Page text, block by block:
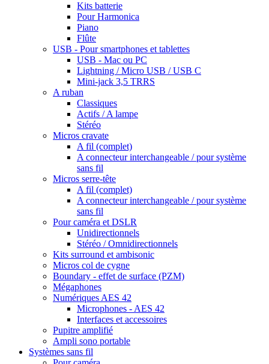
Kits batterie
Pour Harmonica
Piano
Flûte
USB - Pour smartphones et tablettes
USB - Mac ou PC
Lightning / Micro USB / USB C
Mini-jack 3,5 TRRS
A ruban
Classiques
Actifs / A lampe
Stéréo
Micros cravate
A fil (complet)
A connecteur interchangeable / pour système
sans fil
Micros serre-tête
A fil (complet)
A connecteur interchangeable / pour système
sans fil
Pour caméra et DSLR
Unidirectionnels
Stéréo / Omnidirectionnels
Kits surround et ambisonic
Micros col de cygne
Boundary - effet de surface (PZM)
Mégaphones
Numériques AES 42
Microphones - AES 42
Interfaces et accessoires
Pupitre amplifié
Ampli sono portable
Systèmes sans fil